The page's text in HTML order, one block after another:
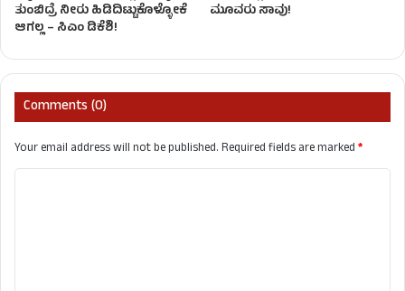
ತುಂಬಿದ್ರೆ ನೀರು ಹಿಡಿದಿಟ್ಟುಕೊಳ್ಳೋಕೆ
ಆಗಲ್ಲ – ಸಿಎಂ ಡಿಕೆಶಿ!
ಮೂವರು ಸಾವು!
Comments (0)
Your email address will not be published.Required fields are marked*